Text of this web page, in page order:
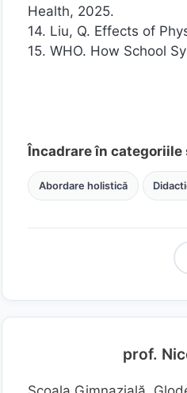
Health, 2025.
14. Liu, Q. Effects of
15. WHO. How School
Încadrare în
Abordare holistică
prof.